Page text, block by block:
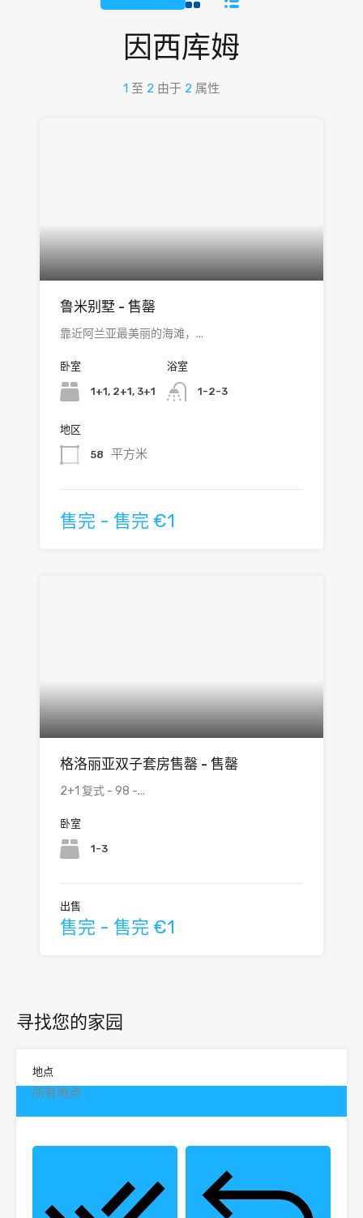
因西库姆
1 至 2 由于 2 属性
鲁米别墅 - 售罄
靠近阿兰亚最美丽的海滩，...
卧室
1+1, 2+1, 3+1
浴室
1-2-3
地区
58 平方米
售完 - 售完 €1
格洛丽亚双子套房售罄 - 售罄
2+1 复式 - 98 -...
卧室
1-3
出售
售完 - 售完 €1
寻找您的家园
地点
所有地点